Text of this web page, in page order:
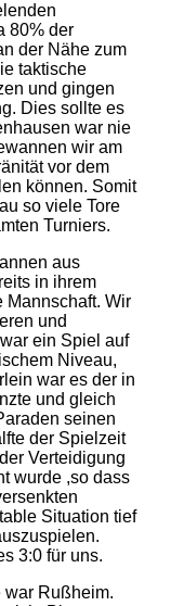
80% der
der Nähe zum
taktische
und gingen
Dies sollte es
war nie
wir am
vor dem
können. Somit
so viele Tore
Turniers.
aus
in ihrem
Mannschaft. Wir
und
ein Spiel auf
Niveau,
war es der in
und gleich
seinen
der Spielzeit
Verteidigung
wurde ,so dass
Situation tief
3:0 für uns.
war Rußheim.